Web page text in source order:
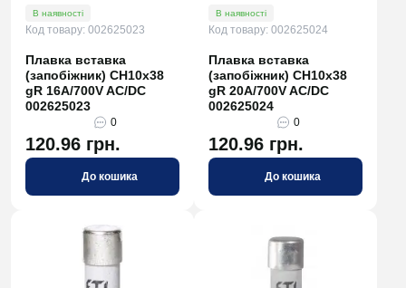
В наявності
Код товару: 002625023
Плавка вставка
(запобіжник) CH10x38
gR 16A/700V AC/DC
002625023
0
120.96 грн.
До кошика
В наявності
Код товару: 002625024
Плавка вставка
(запобіжник) CH10x38
gR 20A/700V AC/DC
002625024
0
120.96 грн.
До кошика